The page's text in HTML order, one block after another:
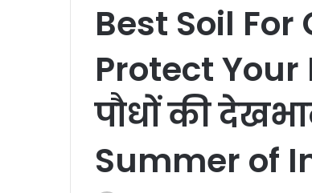
Best Soil
Protect Your
पौधों की
Summer of